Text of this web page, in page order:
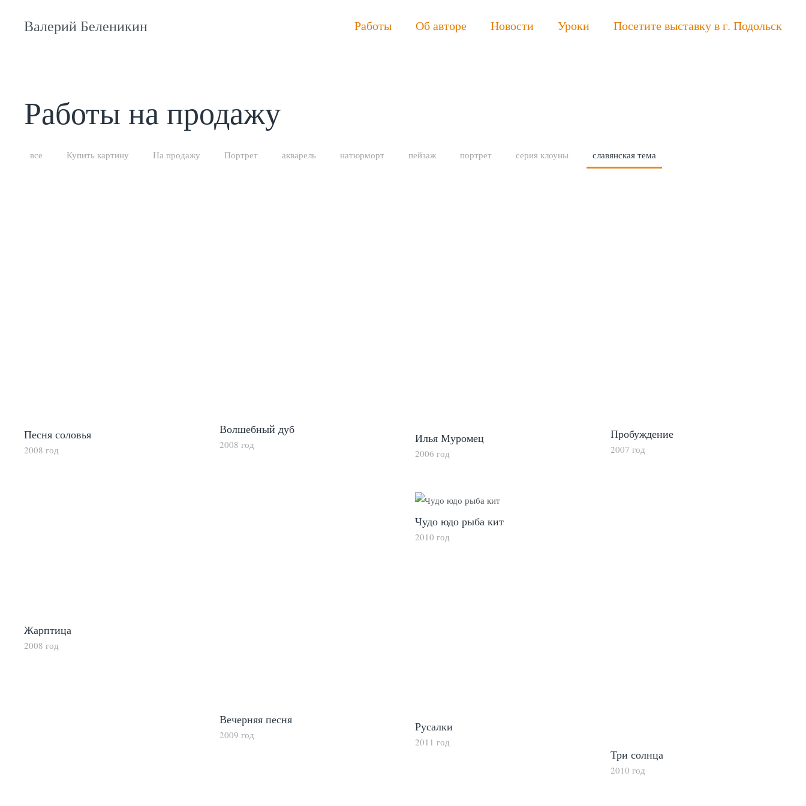
Валерий Беленикин Работы Об авторе Новости Уроки Посетите выставку в г. Подольск
Работы на продажу
все Купить картину На продажу Портрет акварель натюрморт пейзаж портрет серия клоуны славянская тема
Песня соловья
2008 год
Волшебный дуб
2008 год Илья Муромец
2006 год
Пробуждение
2007 год
Жарптица
2008 год
Вечерняя песня
2009 год
Чудо юдо рыба кит
2010 год
Три солнца
2010 год
Русалки
2011 год